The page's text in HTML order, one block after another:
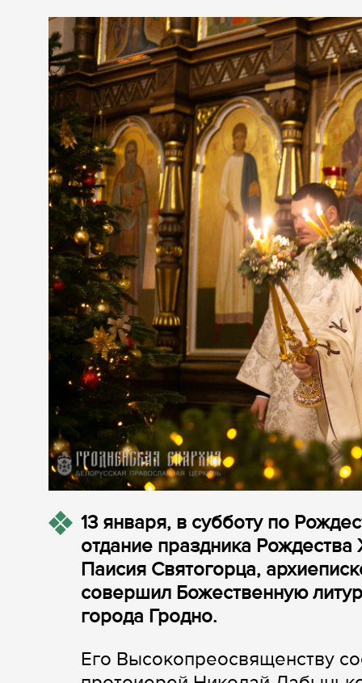
13 января, в субботу по
отдание праздника
Паисия Святогорца,
совершил Божественную
города Гродно.
Его Высокопреосвященству